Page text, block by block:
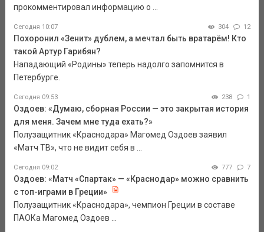
прокомментировал информацию о ...
Сегодня 10:07 304 12
Похоронил «Зенит» дублем, а мечтал быть вратарём! Кто
такой Артур Гарибян?
Нападающий «Родины» теперь надолго запомнится в
Петербурге.
Сегодня 09:53 238 1
Оздоев: «Думаю, сборная России — это закрытая история
для меня. Зачем мне туда ехать?»
Полузащитник «Краснодара» Магомед Оздоев заявил
«Матч ТВ», что не видит себя в ...
Сегодня 09:02 777 7
Оздоев: «Матч «Спартак» — «Краснодар» можно сравнить
с топ-играми в Греции»
Полузащитник «Краснодара», чемпион Греции в составе
ПАОКа Магомед Оздоев ...